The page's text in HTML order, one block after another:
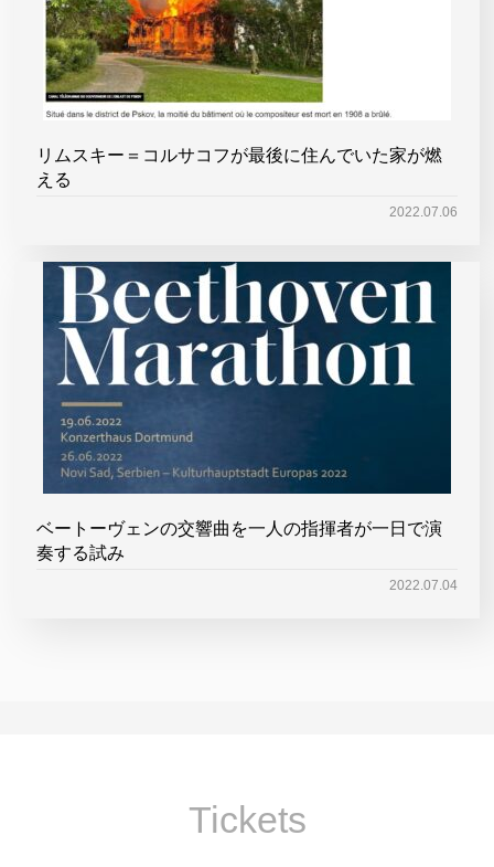
リムスキー＝コルサコフが最後に住んでいた家が燃
える
2022.07.06
ベートーヴェンの交響曲を一人の指揮者が一日で演
奏する試み
2022.07.04
Tickets